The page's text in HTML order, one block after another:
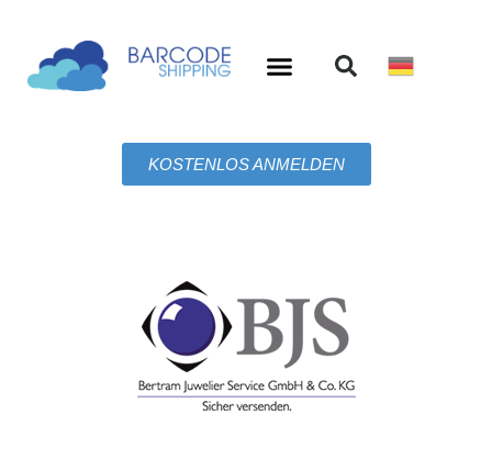
KOSTENLOS ANMELDEN